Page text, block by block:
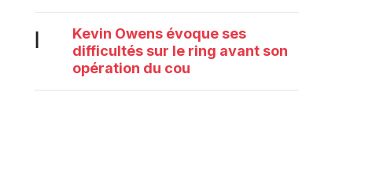
|
Kevin Owens évoque ses
difficultés sur le ring avant son
opération du cou